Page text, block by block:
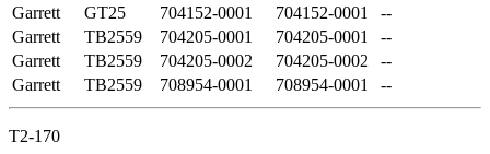
Garrett
GT25 704152-0001 704152-0001
--
Garrett
TB2559 704205-0001 704205-0001
--
Garrett
TB2559 704205-0002 704205-0002
--
Garrett
TB2559 708954-0001 708954-0001 --
T2-170